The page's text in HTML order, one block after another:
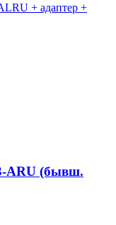
+ адаптер +
ARU (бывш.